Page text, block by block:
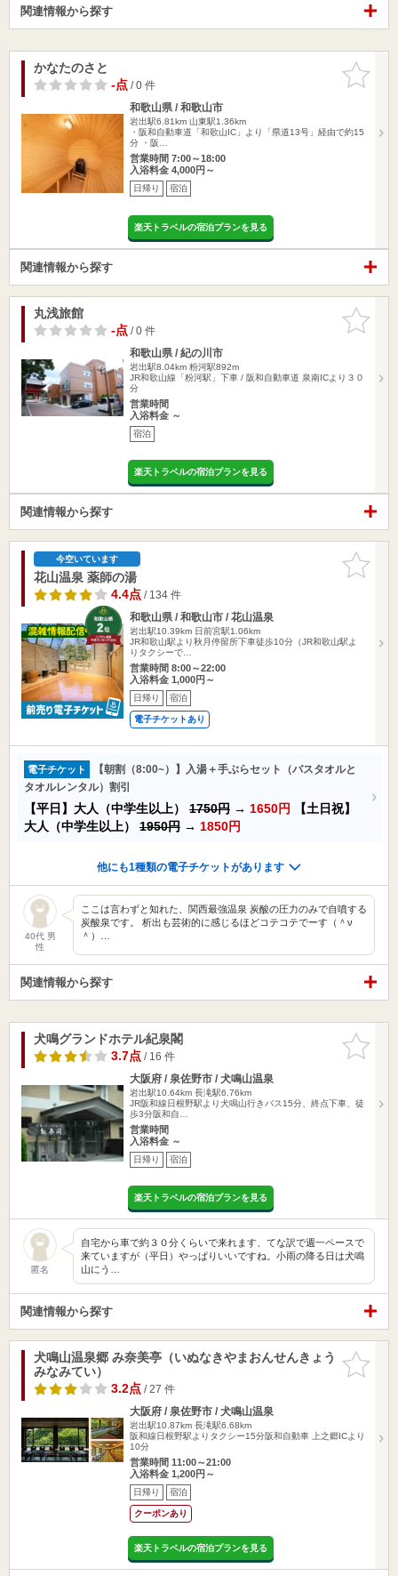
関連情報から探す
お気に入
りに追加
かなたのさと
-点/ 0 件
和歌山県 / 和歌山市
岩出駅6.81km 山東駅1.36km
・阪和自動車道「和歌山IC」より「県道13号」経由で約15
分 ・阪…
営業時間 7:00～18:00
入浴料金 4,000円～
日帰り 宿泊
楽天トラベルの宿泊プランを見る
関連情報から探す
お気に入
りに追加
丸浅旅館
-点/ 0 件
和歌山県 / 紀の川市
岩出駅8.04km 粉河駅892m
JR和歌山線「粉河駅」下車 / 阪和自動車道 泉南ICより３０
分
営業時間
入浴料金 ～
宿泊
楽天トラベルの宿泊プランを見る
関連情報から探す
お気に入
りに追加
今空いています
花山温泉 薬師の湯
4.4点/ 134 件
和歌山県 / 和歌山市 / 花山温泉
岩出駅10.39km 日前宮駅1.06km
JR和歌山駅より秋月停留所下車徒歩10分（JR和歌山駅よ
りタクシーで…
営業時間 8:00～22:00
入浴料金 1,000円～
日帰り 宿泊
電子チケットあり
電子チケット
【朝割（8:00~）】入湯＋手ぶらセット（バスタオルと
タオルレンタル）割引
【平日】大人（中学生以上） 1750円 → 1650円
【土日祝】
大人（中学生以上） 1950円 → 1850円
他にも1種類の電子チケットがあります
40代 男
性
ここは言わずと知れた、関西最強温泉 炭酸の圧力のみで自噴する
炭酸泉です。 析出も芸術的に感じるほどコテコテでーす（＾ν
＾）…
関連情報から探す
お気に入
りに追加
犬鳴グランドホテル紀泉閣
3.7点/ 16 件
大阪府 / 泉佐野市 / 犬鳴山温泉
岩出駅10.64km 長滝駅6.76km
JR阪和線日根野駅より犬鳴山行きバス15分、終点下車、徒
歩3分阪和自…
営業時間
入浴料金 ～
日帰り 宿泊
楽天トラベルの宿泊プランを見る
匿名
自宅から車で約３０分くらいで来れます、てな訳で週一ペースで
来ていますが（平日）やっぱりいいですね。小雨の降る日は犬鳴
山にう…
関連情報から探す
お気に入
りに追加
犬鳴山温泉郷 み奈美亭（いぬなきやまおんせんきょう
みなみてい）
3.2点/ 27 件
大阪府 / 泉佐野市 / 犬鳴山温泉
岩出駅10.87km 長滝駅6.68km
阪和線日根野駅よりタクシー15分阪和自動車 上之郷ICより
10分
営業時間 11:00～21:00
入浴料金 1,200円～
日帰り 宿泊
クーポンあり
楽天トラベルの宿泊プランを見る